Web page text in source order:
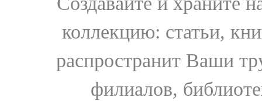
коллекцию: статьи,
распространит Ваши
филиалов,